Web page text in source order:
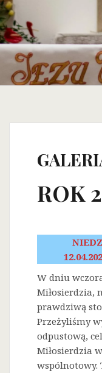
ROK
W dniu
Miłosierdzia,
prawdziwą
Przeżyliśmy
odpustową,
Miłosierdzia
wspólnotowy.